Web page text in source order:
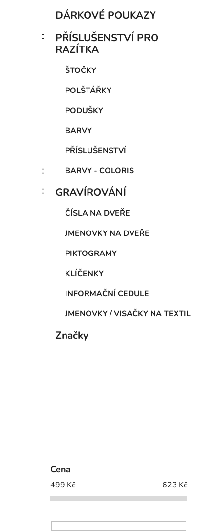
DÁRKOVÉ POUKAZY
PŘÍSLUŠENSTVÍ PRO
RAZÍTKA
ŠTOČKY
POLŠTÁŘKY
PODUŠKY
BARVY
PŘÍSLUŠENSTVÍ
BARVY - COLORIS
GRAVÍROVÁNÍ
ČÍSLA NA DVEŘE
JMENOVKY NA DVEŘE
PIKTOGRAMY
KLÍČENKY
INFORMAČNÍ CEDULE
JMENOVKY / VISAČKY NA TEXTIL
Značky
Cena
499 Kč 623 Kč